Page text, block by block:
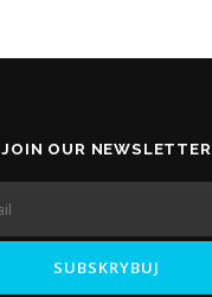
JOIN OUR NEWSLETTER